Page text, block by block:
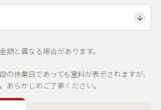
と異なる場合があります。
休業日であっても室料が表示されますが、
あらかじめご了承ください。